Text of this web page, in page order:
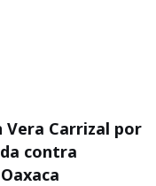
Vera Carrizal por
contra